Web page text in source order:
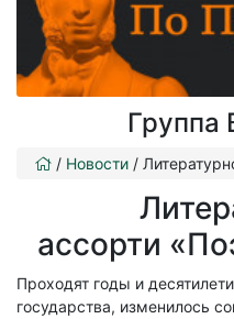
Группа
/ Новости /
ассорти
Проходят годы и
государства, изменилось